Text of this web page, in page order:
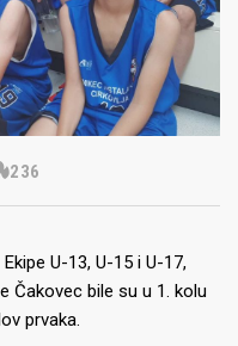
236
U-13, U-15 i U-17,
Čakovec bile su u 1. kolu
prvaka.